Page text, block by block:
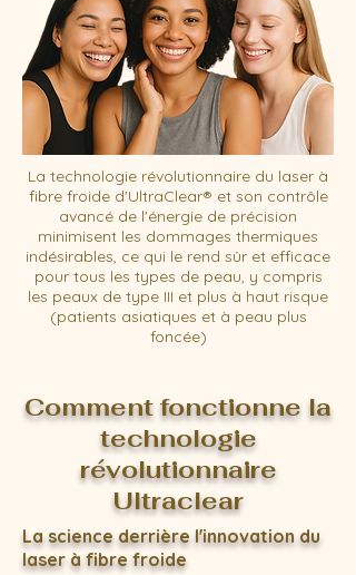
La technologie révolutionnaire du laser à
fibre froide d'UltraClear® et son contrôle
avancé de l'énergie de précision
minimisent les dommages thermiques
indésirables, ce qui le rend sûr et efficace
pour tous les types de peau, y compris
les peaux de type III et plus à haut risque
(patients asiatiques et à peau plus
foncée)
Comment fonctionne la
technologie
révolutionnaire
Ultraclear
La science derrière l'innovation du
laser à fibre froide